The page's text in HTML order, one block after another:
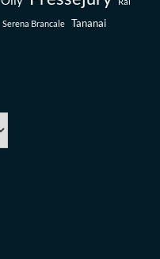
Serena Brancale Tananai